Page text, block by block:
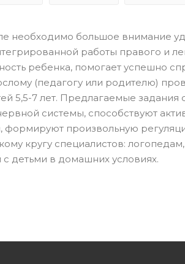
необходимо большое внимание
работы правого и
ребенка, помогает успешно
(педагогу или родителю)
5,5-7 лет. Предлагаемые
системы, способствуют
формируют произвольную
кругу специалистов:
детьми в домашних условиях.